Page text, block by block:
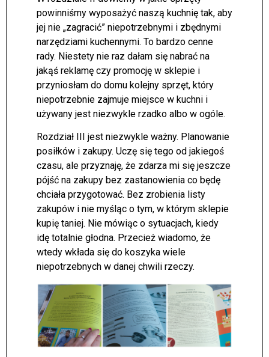
powinniśmy wyposażyć naszą kuchnię tak, aby
jej nie „zagracić” niepotrzebnymi i zbędnymi
narzędziami kuchennymi. To bardzo cenne
rady. Niestety nie raz dałam się nabrać na
jakąś reklamę czy promocję w sklepie i
przyniosłam do domu kolejny sprzęt, który
niepotrzebnie zajmuje miejsce w kuchni i
używany jest niezwykle rzadko albo w ogóle.
Rozdział III jest niezwykle ważny. Planowanie
posiłków i zakupy. Uczę się tego od jakiegoś
czasu, ale przyznaję, że zdarza mi się jeszcze
pójść na zakupy bez zastanowienia co będę
chciała przygotować. Bez zrobienia listy
zakupów i nie myśląc o tym, w którym sklepie
kupię taniej. Nie mówiąc o sytuacjach, kiedy
idę totalnie głodna. Przecież wiadomo, że
wtedy wkłada się do koszyka wiele
niepotrzebnych w danej chwili rzeczy.